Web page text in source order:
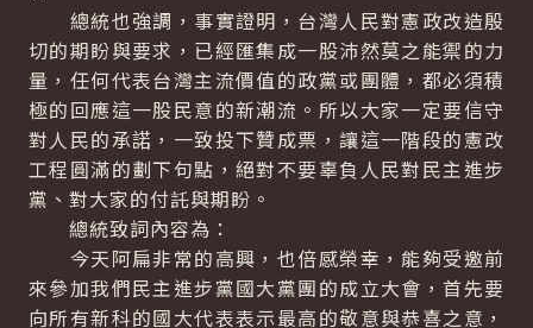
總統也強調，事實證明，台灣人民對憲政改造殷
切的期盼與要求，已經匯集成一股沛然莫之能禦的力
量，任何代表台灣主流價值的政黨或團體，都必須積
極的回應這一股民意的新潮流。所以大家一定要信守
對人民的承諾，一致投下贊成票，讓這一階段的憲改
工程圓滿的劃下句點，絕對不要辜負人民對民主進步
黨、對大家的付託與期盼。
總統致詞內容為：
今天阿扁非常的高興，也倍感榮幸，能夠受邀前
來參加我們民主進步黨國大黨團的成立大會，首先要
向所有新科的國大代表表示最高的敬意與恭喜之意，